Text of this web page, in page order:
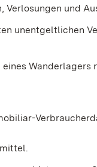
und
unentgeltlichen
Wanderlagers